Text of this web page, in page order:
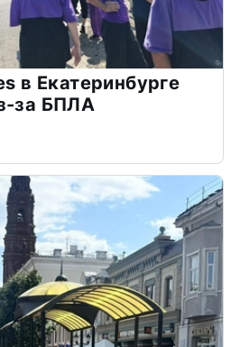
в Екатеринбурге
за БПЛА